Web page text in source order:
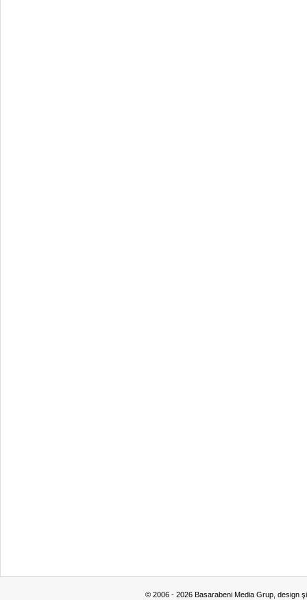
© 2006 - 2026 Basarabeni Media Grup, design